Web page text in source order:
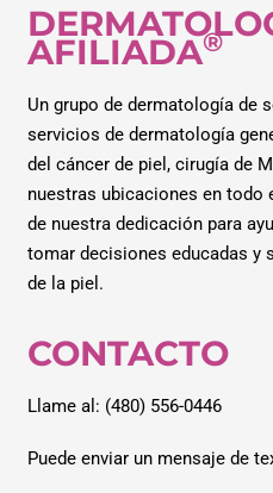
AFILIADA®
Un grupo de dermatología de
servicios de dermatología
del cáncer de piel, cirugía de
nuestras ubicaciones en todo
de nuestra dedicación para
tomar decisiones educadas y
de la piel.
CONTACTO
Llame al: (480) 556-0446
Puede enviar un mensaje de